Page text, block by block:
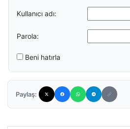
Kullanıcı adı:
Parola:
Beni hatırla
Paylaş: